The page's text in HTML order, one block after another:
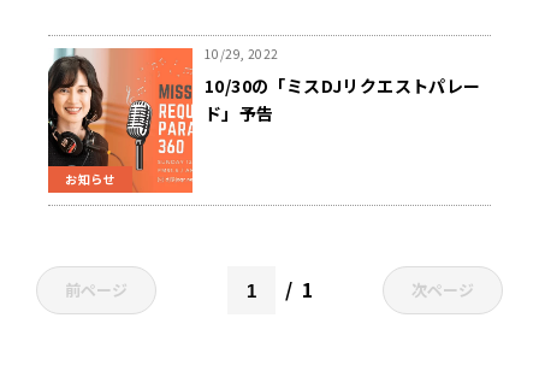
お知らせ
10/29, 2022
10/30の「ミスDJリクエストパレー
ド」予告
前ページ 1 次ページ